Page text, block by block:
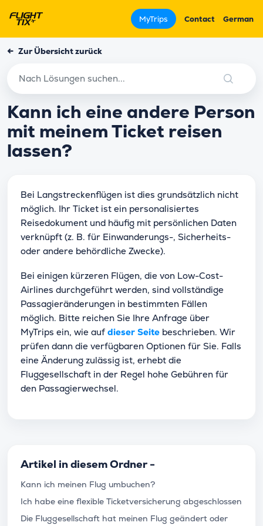
MyTrips Contact German
← Zur Übersicht zurück
Kann ich eine andere Person
mit meinem Ticket reisen
lassen?
Bei Langstreckenflügen ist dies grundsätzlich nicht
möglich. Ihr Ticket ist ein personalisiertes
Reisedokument und häufig mit persönlichen Daten
verknüpft (z. B. für Einwanderungs-, Sicherheits-
oder andere behördliche Zwecke).
Bei einigen kürzeren Flügen, die von Low-Cost-
Airlines durchgeführt werden, sind vollständige
Passagieränderungen in bestimmten Fällen
möglich. Bitte reichen Sie Ihre Anfrage über
MyTrips ein, wie auf dieser Seite beschrieben. Wir
prüfen dann die verfügbaren Optionen für Sie. Falls
eine Änderung zulässig ist, erhebt die
Fluggesellschaft in der Regel hohe Gebühren für
den Passagierwechsel.
Artikel in diesem Ordner -
Kann ich meinen Flug umbuchen?
Ich habe eine flexible Ticketversicherung abgeschlossen
Die Fluggesellschaft hat meinen Flug geändert oder